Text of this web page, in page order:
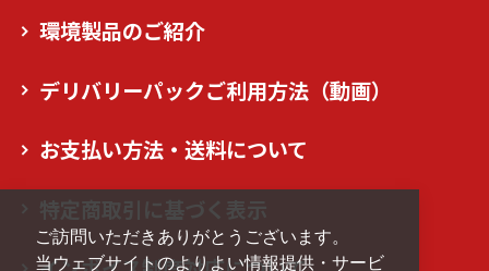
ご訪問いただきありがとうございます。
当ウェブサイトのよりよい情報提供・サービ
環境製品のご紹介
デリバリーパックご利用方法（動画）
お支払い方法・送料について